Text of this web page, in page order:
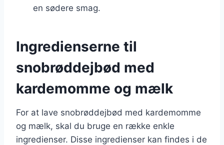
en sødere smag.
Ingredienserne til
snobrøddejbød med
kardemomme og mælk
For at lave snobrøddejbød med kardemomme
og mælk, skal du bruge en række enkle
ingredienser. Disse ingredienser kan findes i de